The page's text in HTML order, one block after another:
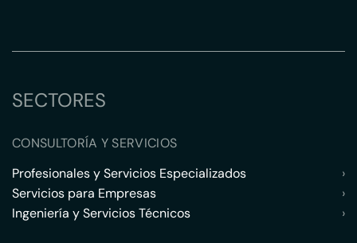
SECTORES
CONSULTORÍA Y SERVICIOS
Profesionales y Servicios Especializados
›
Servicios para Empresas
›
Ingeniería y Servicios Técnicos
›